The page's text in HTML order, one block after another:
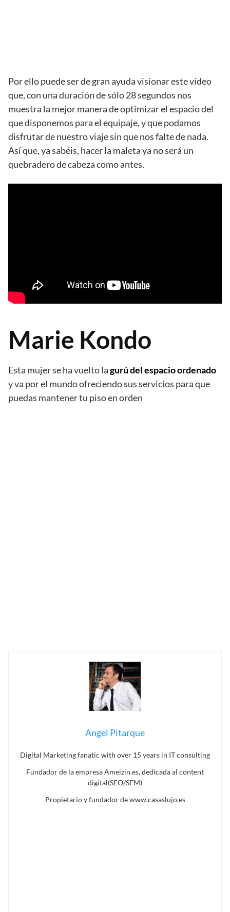
Por ello puede ser de gran ayuda visionar este video
que, con una duración de sólo 28 segundos nos
muestra la mejor manera de optimizar el espacio del
que disponemos para el equipaje, y que podamos
disfrutar de nuestro viaje sin que nos falte de nada.
Así que, ya sabéis, hacer la maleta ya no será un
quebradero de cabeza como antes.
Marie Kondo
Esta mujer se ha vuelto lagurú del espacio ordenado
y va por el mundo ofreciendo sus servicios para que
puedas mantener tu piso en orden
Angel Pitarque
Digital Marketing fanatic with over 15 years in IT consulting
Fundador de la empresa Ameizin.es, dedicada al content
digital(SEO/SEM)
Propietario y fundador de www.casaslujo.es